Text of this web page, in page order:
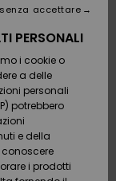
PERSONALI
i cookie o
a delle
personali
potrebbero
e della
i prodotti
accettare